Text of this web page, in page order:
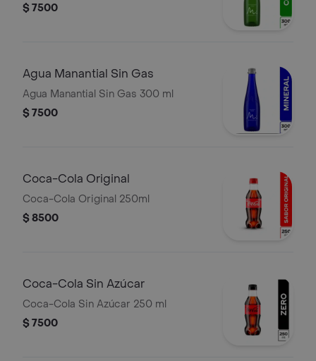
$ 7500
Agua Manantial Sin Gas
Agua Manantial Sin Gas 300 ml
$ 7500
Coca-Cola Original
Coca-Cola Original 250ml
$ 8500
Coca-Cola Sin Azúcar
Coca-Cola Sin Azúcar 250 ml
$ 7500